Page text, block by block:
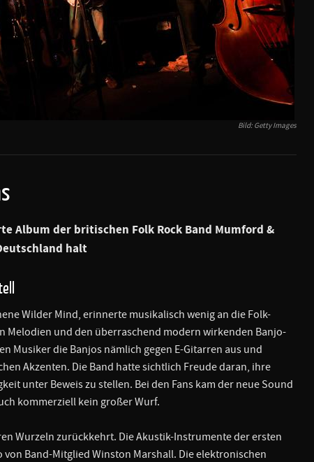
Bild: Getty Images
Album der britischen Folk Rock Band Mumford &
halt
Wilder Mind, erinnerte musikalisch wenig an die Folk-
Melodien und den überraschend modern wirkenden Banjo-
Musiker die Banjos nämlich gegen E-Gitarren aus und
Akzenten. Die Band hatte sichtlich Freude daran, ihre
unter Beweis zu stellen. Bei den Fans kam der neue Sound
kommerziell kein großer Wurf.
Wurzeln zurückkehrt. Die Akustik-Instrumente der ersten
Band-Mitglied Winston Marshall. Die elektronischen